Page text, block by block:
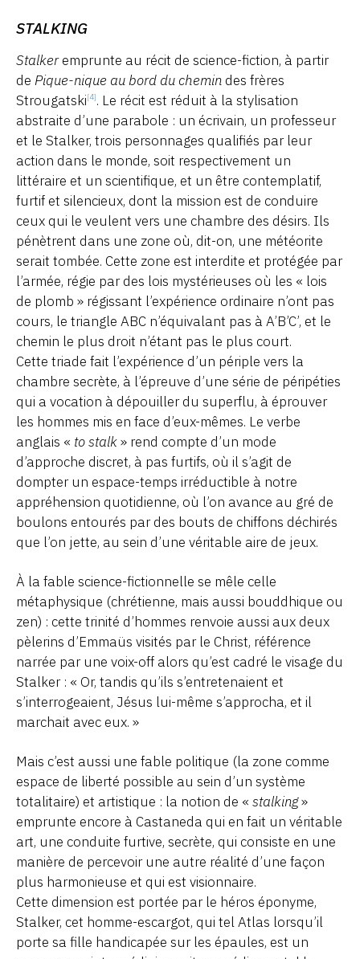
STALKING
Stalkeremprunte au récit de science-fiction, à partir
de Pique-nique au bord du chemin des frères
Strougatski[4]. Le récit est réduit à la stylisation
abstraite d’une parabole : un écrivain, un professeur
et le Stalker, trois personnages qualifiés par leur
action dans le monde, soit respectivement un
littéraire et un scientifique, et un être contemplatif,
furtif et silencieux, dont la mission est de conduire
ceux qui le veulent vers une chambre des désirs. Ils
pénètrent dans une zone où, dit-on, une météorite
serait tombée. Cette zone est interdite et protégée par
l’armée, régie par des lois mystérieuses où les « lois
de plomb » régissant l’expérience ordinaire n’ont pas
cours, le triangle ABC n’équivalant pas à A’B’C’, et le
chemin le plus droit n’étant pas le plus court.
Cette triade fait l’expérience d’un périple vers la
chambre secrète, à l’épreuve d’une série de péripéties
qui a vocation à dépouiller du superflu, à éprouver
les hommes mis en face d’eux-mêmes. Le verbe
anglais « to stalk» rend compte d’un mode
d’approche discret, à pas furtifs, où il s’agit de
dompter un espace-temps irréductible à notre
appréhension quotidienne, où l’on avance au gré de
boulons entourés par des bouts de chiffons déchirés
que l’on jette, au sein d’une véritable aire de jeux.
À la fable science-fictionnelle se mêle celle
métaphysique (chrétienne, mais aussi bouddhique ou
zen) : cette trinité d’hommes renvoie aussi aux deux
pèlerins d’Emmaüs visités par le Christ, référence
narrée par une voix-off alors qu’est cadré le visage du
Stalker : « Or, tandis qu’ils s’entretenaient et
s’interrogeaient, Jésus lui-même s’approcha, et il
marchait avec eux. »
Mais c’est aussi une fable politique (la zone comme
espace de liberté possible au sein d’un système
totalitaire) et artistique : la notion de « stalking»
emprunte encore à Castaneda qui en fait un véritable
art, une conduite furtive, secrète, qui consiste en une
manière de percevoir une autre réalité d’une façon
plus harmonieuse et qui est visionnaire.
Cette dimension est portée par le héros éponyme,
Stalker, cet homme-escargot, qui tel Atlas lorsqu’il
porte sa fille handicapée sur les épaules, est un